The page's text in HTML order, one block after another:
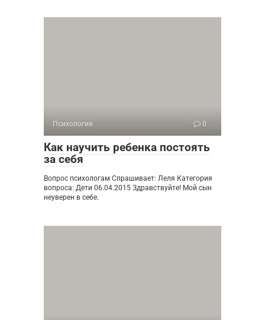
Психология 0
Как научить ребенка постоять
за себя
Вопрос психологам Спрашивает: Леля Категория
вопроса: Дети 06.04.2015 Здравствуйте! Мой сын
неуверен в себе.